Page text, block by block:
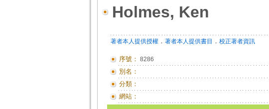
Holmes, Ken
著者本人提供授權． 著者本人提供書目 ． 校正著者資訊
序號： 8286
別名：
分類：
網站：